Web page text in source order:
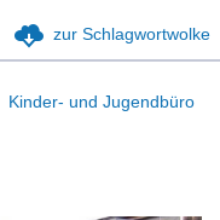
zur Schlagwortwolke
Kinder- und Jugendbüro